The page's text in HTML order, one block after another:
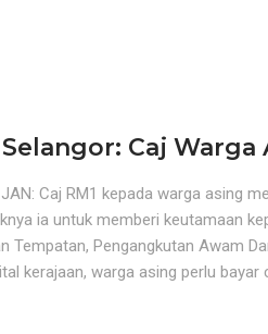
Caj
JAN: Caj RM1 kepada warga asing
ia untuk memberi keutamaan
Tempatan, Pengangkutan Awam
kerajaan, warga asing perlu